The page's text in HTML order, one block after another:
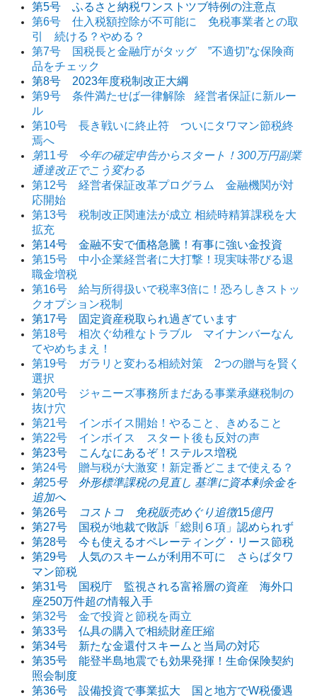
第5号 ふるさと納税ワンストツブ特例の注意点
第6号 仕入税額控除が不可能に 免税事業者との取
引 続ける？やめる？
第7号 国税長と金融庁がタッグ ”不適切”な保険商
品をチェック
第8号 2023年度税制改正大綱
第9号 条件満たせば一律解除
経営者保証に新ルー
ル
第10号 長き戦いに終止符 ついにタワマン節税終
焉へ
第11号 今年の確定申告からスタート！300万円副業
通達改正でこう変わる
第12号 経営者保証改革プログラム 金融機関が対
応開始
第13号 税制改正関連法が成立 相続時精算課税を大
拡充
第14号 金融不安で価格急騰！有事に強い金投資
第15号 中小企業経営者に大打撃！現実味帯びる退
職金増税
第16号 給与所得扱いで税率3倍に！恐ろしきストッ
クオプション税制
第17号 固定資産税取られ過ぎています
第18号 相次ぐ幼稚なトラブル マイナンバーなん
てやめちまえ！
第19号 ガラリと変わる相続対策 2つの贈与を賢く
選択
第20号 ジャニーズ事務所まだある事業承継税制の
抜け穴
第21号 インボイス開始！やること、きめること
第22号 インボイス スタート後も反対の声
第23号 こんなにあるぞ！ステルス増税
第24号 贈与税が大激変！新定番どこまで使える？
第25号 外形標準課税の見直し 基準に資本剰余金を
追加へ
第26号 コストコ 免税販売めぐり追徴15億円
第27号 国税が地裁で敗訴「総則６項」認められず
第28号 今も使えるオペレーティング・リース節税
第29号 人気のスキームが利用不可に さらばタワ
マン節税
第31号 国税庁 監視される富裕層の資産 海外口
座250万件超の情報入手
第32号 金で投資と節税を両立
第33号 仏具の購入で相続財産圧縮
第34号 新たな金還付スキームと当局の対応
第35号 能登半島地震でも効果発揮！生命保険契約
照会制度
第36号 設備投資で事業拡大 国と地方でW税優遇